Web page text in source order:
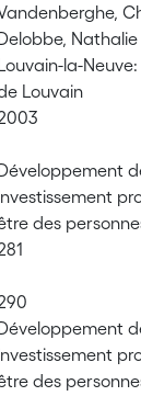
Nathalie
la-
Louvain
des
des